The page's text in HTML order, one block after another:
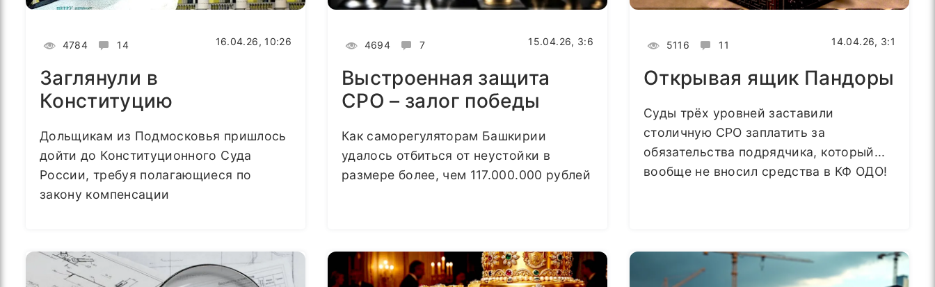
4784 14 16.04.26, 10:26
Заглянули в
Конституцию
Дольщикам из Подмосковья пришлось
дойти до Конституционного Суда
России, требуя полагающиеся по
закону компенсации
4694 7 15.04.26, 3:6
Выстроенная защита
СРО – залог победы
Как саморегуляторам Башкирии
удалось отбиться от неустойки в
размере более, чем 117.000.000 рублей
5116 11 14.04.26, 3:1
Открывая ящик Пандоры
Суды трёх уровней заставили
столичную СРО заплатить за
обязательства подрядчика, который...
вообще не вносил средства в КФ ОДО!